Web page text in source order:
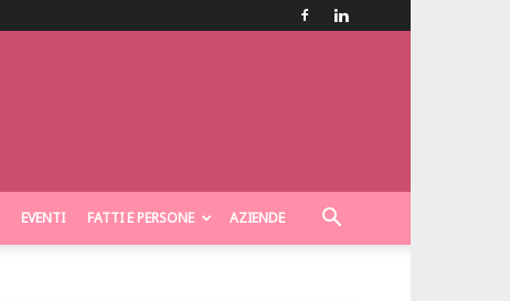
EVENTI FATTI E PERSONE AZIENDE